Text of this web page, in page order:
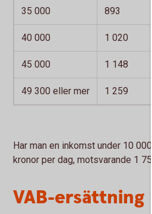
35 000 893
40 000 1 020
45 000 1 148
49 300 eller mer 1 259
Har man en inkomst under 10
kronor per dag, motsvarande 1
VAB-ersättning